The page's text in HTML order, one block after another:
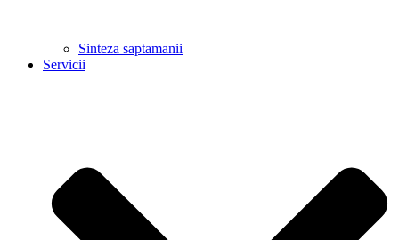
Sinteza saptamanii
Servicii